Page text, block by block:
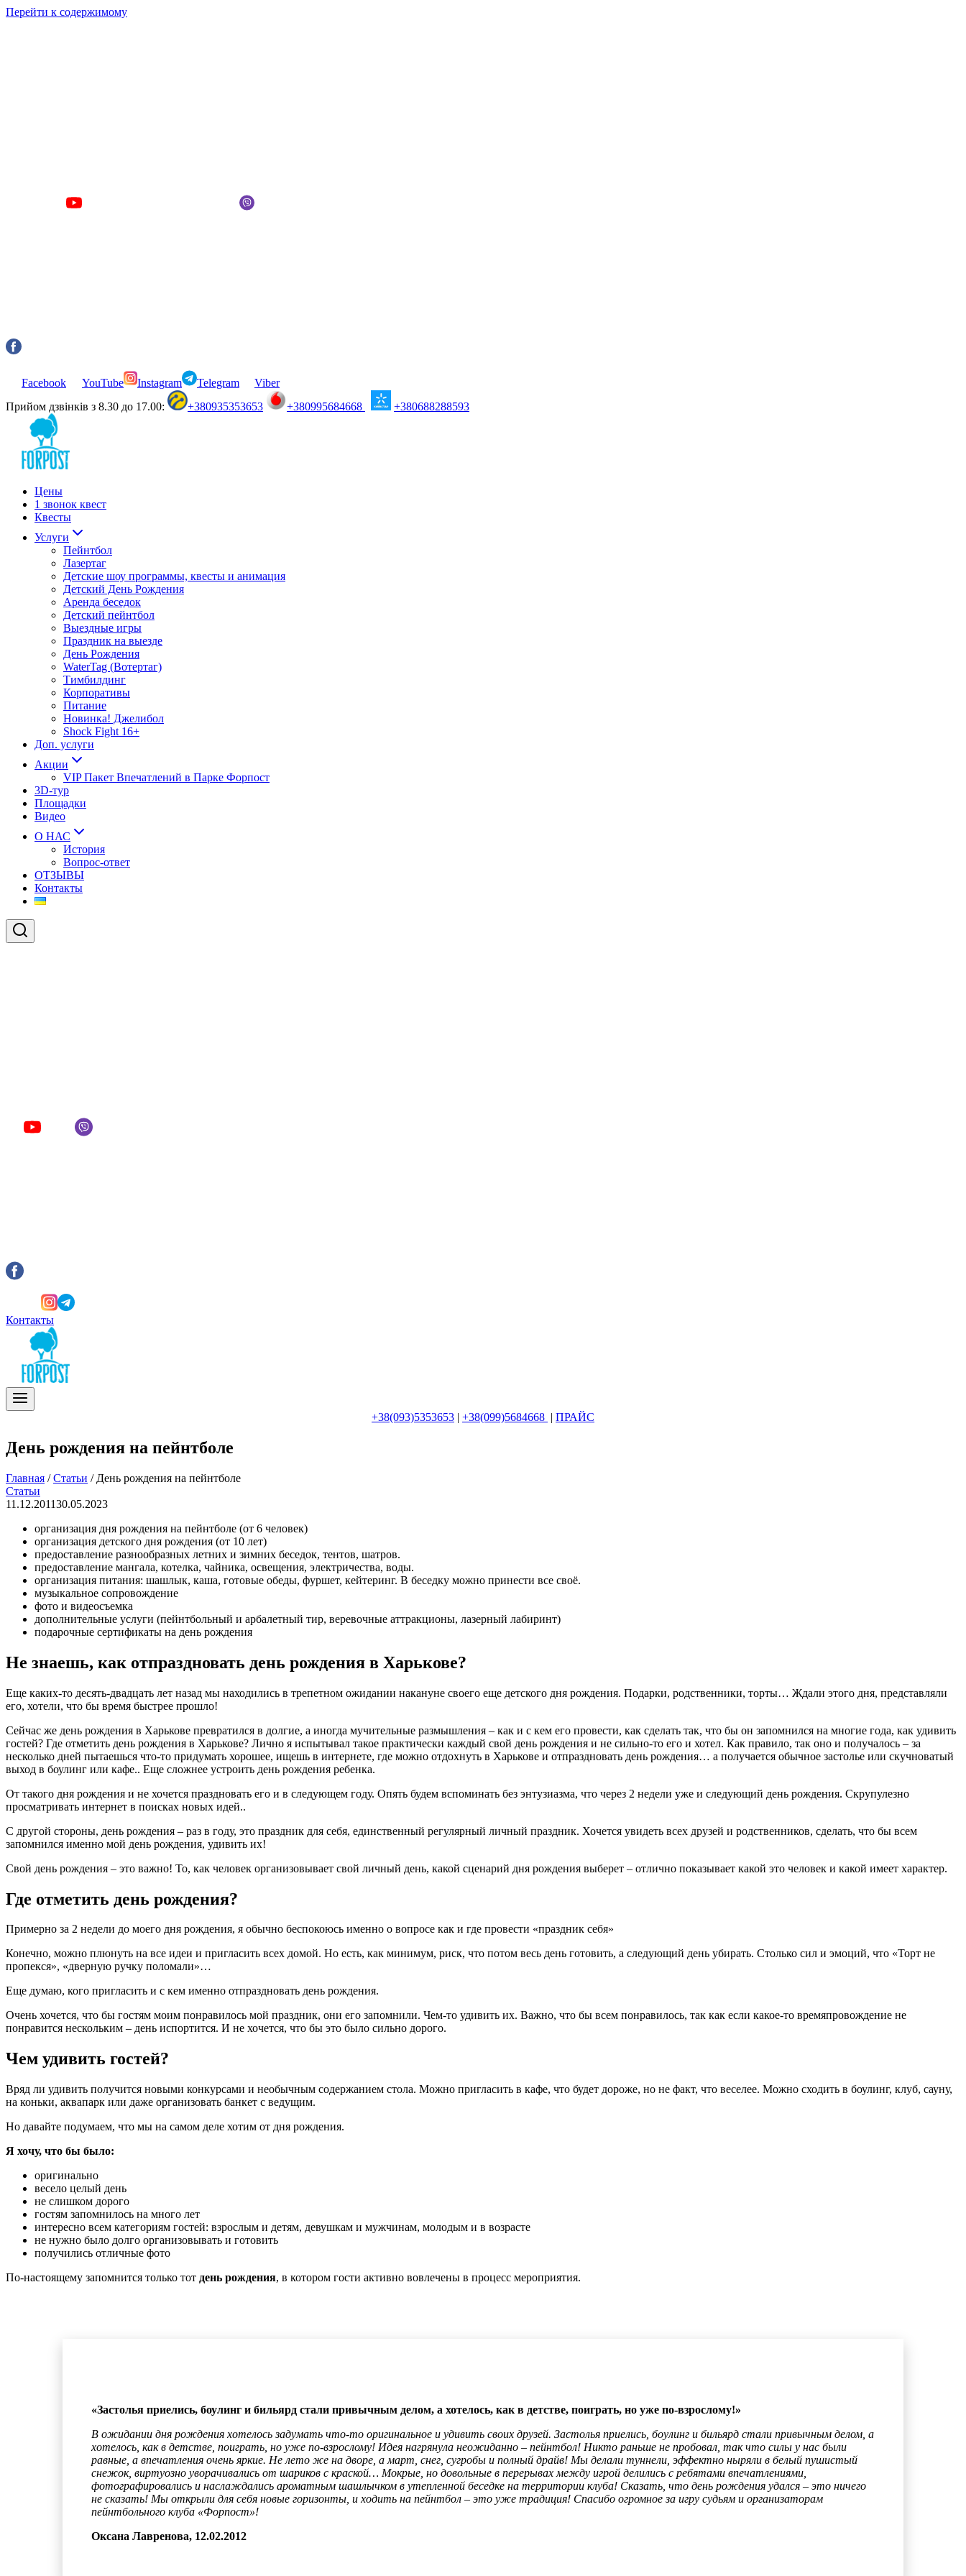
Перейти к содержимому
Facebook YouTube Instagram Telegram
Viber
Прийом дзвінків з 8.30 до 17.00:
+380935353653 +380995684668 +380688288593
Цены
1 звонок квест
Квесты
Услуги
Пейнтбол
Лазертаг
Детские шоу программы, квесты и анимация
Детский День Рождения
Аренда беседок
Детский пейнтбол
Выездные игры
Праздник на выезде
День Рождения
WaterTag (Вотертаг)
Тимбилдинг
Корпоративы
Питание
Новинка! Джелибол
Shock Fight 16+
Доп. услуги
Акции
VIP Пакет Впечатлений в Парке Форпост
3D-тур
Площадки
Видео
О НАС
История
Вопрос-ответ
ОТЗЫВЫ
Контакты
Контакты
+38(093)5353653 | +38(099)5684668 | ПРАЙС
День рождения на пейнтболе
Главная / Статьи / День рождения на пейнтболе
Статьи
11.12.201130.05.2023
организация дня рождения на пейнтболе (от 6 человек)
организация детского дня рождения (от 10 лет)
предоставление разнообразных летних и зимних беседок, тентов, шатров.
предоставление мангала, котелка, чайника, освещения, электричества, воды.
организация питания: шашлык, каша, готовые обеды, фуршет, кейтеринг. В беседку можно принести все своё.
музыкальное сопровождение
фото и видеосъемка
дополнительные услуги (пейнтбольный и арбалетный тир, веревочные аттракционы, лазерный лабиринт)
подарочные сертификаты на день рождения
Не знаешь, как отпраздновать день рождения в Харькове?
Еще каких-то десять-двадцать лет назад мы находились в трепетном ожидании накануне своего еще детского дня рождения. Подарки, родственники, торты… Ждали этого дня, представляли
его, хотели, что бы время быстрее прошло!
Сейчас же день рождения в Харькове превратился в долгие, а иногда мучительные размышления – как и с кем его провести, как сделать так, что бы он запомнился на многие года, как удивить
гостей? Где отметить день рождения в Харькове? Лично я испытывал такое практически каждый свой день рождения и не сильно-то его и хотел. Как правило, так оно и получалось – за
несколько дней пытаешься что-то придумать хорошее, ищешь в интернете, где можно отдохнуть в Харькове и отпраздновать день рождения… а получается обычное застолье или скучноватый
выход в боулинг или кафе.. Еще сложнее устроить день рождения ребенка.
От такого дня рождения и не хочется праздновать его и в следующем году. Опять будем вспоминать без энтузиазма, что через 2 недели уже и следующий день рождения. Скрупулезно
просматривать интернет в поисках новых идей..
С другой стороны, день рождения – раз в году, это праздник для себя, единственный регулярный личный праздник. Хочется увидеть всех друзей и родственников, сделать, что бы всем
запомнился именно мой день рождения, удивить их!
Свой день рождения – это важно! То, как человек организовывает свой личный день, какой сценарий дня рождения выберет – отлично показывает какой это человек и какой имеет характер.
Где отметить день рождения?
Примерно за 2 недели до моего дня рождения, я обычно беспокоюсь именно о вопросе как и где провести «праздник себя»
Конечно, можно плюнуть на все идеи и пригласить всех домой. Но есть, как минимум, риск, что потом весь день готовить, а следующий день убирать. Столько сил и эмоций, что «Торт не
пропекся», «дверную ручку поломали»…
Еще думаю, кого пригласить и с кем именно отпраздновать день рождения.
Очень хочется, что бы гостям моим понравилось мой праздник, они его запомнили. Чем-то удивить их. Важно, что бы всем понравилось, так как если какое-то времяпровождение не
понравится нескольким – день испортится. И не хочется, что бы это было сильно дорого.
Чем удивить гостей?
Вряд ли удивить получится новыми конкурсами и необычным содержанием стола. Можно пригласить в кафе, что будет дороже, но не факт, что веселее. Можно сходить в боулинг, клуб, сауну,
на коньки, аквапарк или даже организовать банкет с ведущим.
Но давайте подумаем, что мы на самом деле хотим от дня рождения.
Я хочу, что бы было:
оригинально
весело целый день
не слишком дорого
гостям запомнилось на много лет
интересно всем категориям гостей: взрослым и детям, девушкам и мужчинам, молодым и в возрасте
не нужно было долго организовывать и готовить
получились отличные фото
По-настоящему запомнится только тот день рождения, в котором гости активно вовлечены в процесс мероприятия.
«Застолья приелись, боулинг и бильярд стали привычным делом, а хотелось, как в детстве, поиграть, но уже по-взрослому!»
В ожидании дня рождения хотелось задумать что-то оригинальное и удивить своих друзей. Застолья приелись, боулинг и бильярд стали привычным делом, а
хотелось, как в детстве, поиграть, но уже по-взрослому! Идея нагрянула неожиданно – пейнтбол! Никто раньше не пробовал, так что силы у нас были
равные, а впечатления очень яркие. Не лето же на дворе, а март, снег, сугробы и полный драйв! Мы делали туннели, эффектно ныряли в белый пушистый
снежок, виртуозно уворачивались от шариков с краской… Мокрые, но довольные в перерывах между игрой делились с ребятами впечатлениями,
фотографировались и наслаждались ароматным шашлычком в утепленной беседке на территории клуба! Сказать, что день рождения удался – это ничего
не сказать! Мы открыли для себя новые горизонты, и ходить на пейнтбол – это уже традиция! Спасибо огромное за игру судьям и организаторам
пейнтбольного клуба «Форпост»!
Оксана Лавренова, 12.02.2012